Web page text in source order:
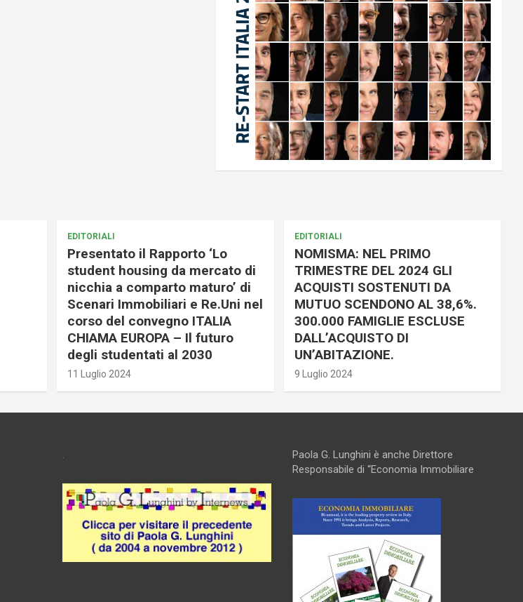
EDITORIALI
Presentato il Rapporto ‘Lo
student housing da mercato di
nicchia a comparto maturo’ di
Scenari Immobiliari e Re.Uni nel
corso del convegno ITALIA
CHIAMA EUROPA – Il futuro
degli studentati al 2030
11 Luglio 2024
EDITORIALI
NOMISMA: NEL PRIMO
TRIMESTRE DEL 2024 GLI
ACQUISTI SOSTENUTI DA
MUTUO SCENDONO AL 38,6%.
300.000 FAMIGLIE ESCLUSE
DALL’ACQUISTO DI
UN’ABITAZIONE.
9 Luglio 2024
.
Paola G. Lunghini è anche Direttore
Responsabile di “Economia Immobiliare